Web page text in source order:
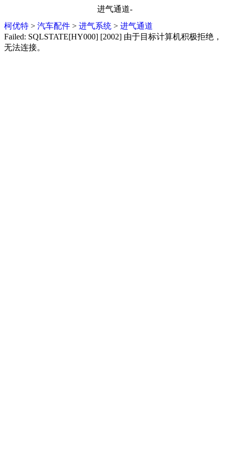
进气通道-
柯优特 > 汽车配件 > 进气系统 > 进气通道
Failed: SQLSTATE[HY000] [2002] 由于目标计算机积极拒绝，
无法连接。